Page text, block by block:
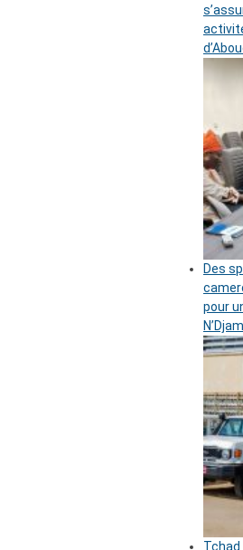
Des
pour